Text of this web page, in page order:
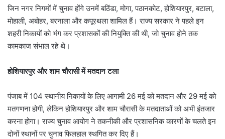
जिन नगर निगमों में चुनाव होंगे उनमें बठिंडा, मोगा, पठानकोट, होशियारपुर, बटाला,
मोहाली, अबोहर, बरनाला और कपूरथला शामिल हैं। राज्य सरकार ने पहले इन
शहरी निकायों को भंग कर प्रशासकों की नियुक्ति की थी, जो चुनाव होने तक
कामकाज संभाल रहे थे।
होशियारपुर और शाम चौरासी में मतदान टला
पंजाब में 104 स्थानीय निकायों के लिए आगामी 26 मई को मतदान और 29 मई को
मतगणना होगी, लेकिन होशियारपुर और शाम चौरासी के मतदाताओं को अभी इंतजार
करना होगा। राज्य चुनाव आयोग ने तकनीकी और प्रशासनिक कारणों के चलते इन
दोनों स्थानों पर चुनाव फिलहाल स्थगित कर दिए हैं।